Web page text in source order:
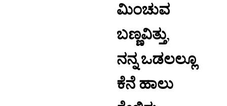
ಮಿಂಚುವ
ಬಣ್ಣವಿತ್ತು,
ನನ್ನ ಒಡಲಲ್ಲೂ
ಕೆನೆ ಹಾಲು